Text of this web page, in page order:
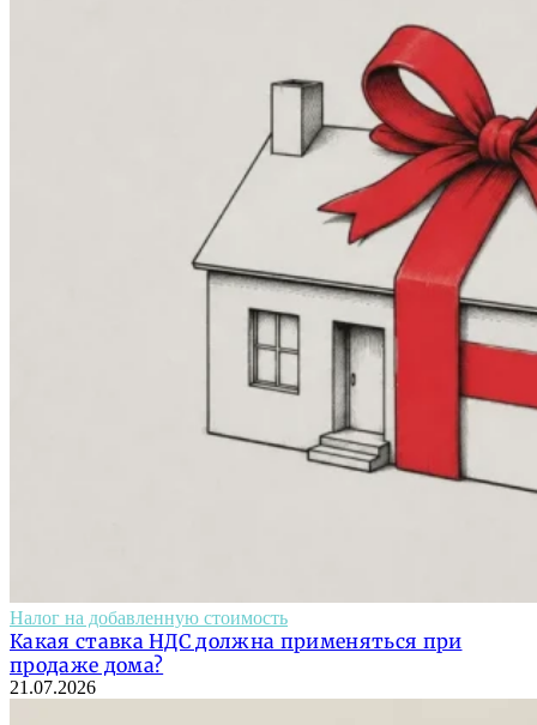
Налог на добавленную стоимость
Какая ставка НДС должна применяться при
продаже дома?
21.07.2026